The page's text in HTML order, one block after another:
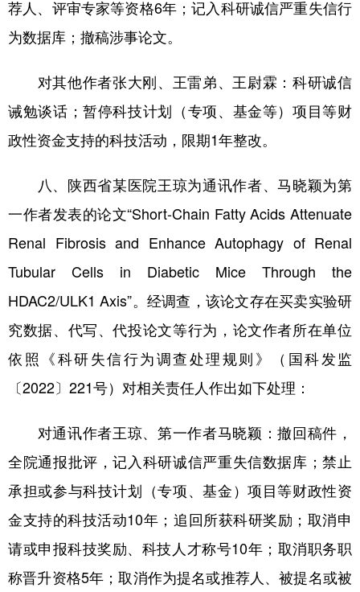
荐人、评审专家等资格6年；记入科研诚信严重失信行
为数据库；撤稿涉事论文。
对其他作者张大刚、王雷弟、王尉霖：科研诚信
诫勉谈话；暂停科技计划（专项、基金等）项目等财
政性资金支持的科技活动，限期1年整改。
八、陕西省某医院王琼为通讯作者、马晓颖为第
一作者发表的论文“Short-Chain Fatty Acids Attenuate
Renal Fibrosis and Enhance Autophagy of Renal
Tubular Cells in Diabetic Mice Through the
HDAC2/ULK1 Axis”。经调查，该论文存在买卖实验研
究数据、代写、代投论文等行为，论文作者所在单位
依照《科研失信行为调查处理规则》（国科发监
〔2022〕221号）对相关责任人作出如下处理：
对通讯作者王琼、第一作者马晓颖：撤回稿件，
全院通报批评，记入科研诚信严重失信数据库；禁止
承担或参与科技计划（专项、基金）项目等财政性资
金支持的科技活动10年；追回所获科研奖励；取消申
请或申报科技奖励、科技人才称号10年；取消职务职
称晋升资格5年；取消作为提名或推荐人、被提名或被